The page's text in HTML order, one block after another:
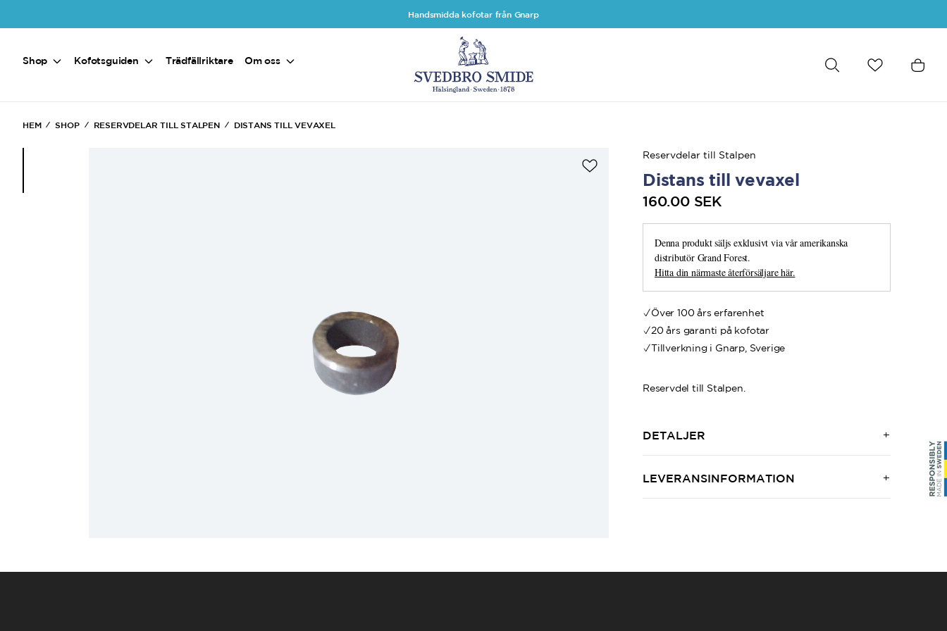
Handsmidda kofotar från Gnarp
Shop Kofotsguiden Trädfällriktare Om oss
HEM SHOP RESERVDELAR TILL STALPEN DISTANS TILL VEVAXEL
Reservdelar till Stalpen
Distans till vevaxel
160.00 SEK
Denna produkt säljs exklusivt via vår amerikanska
distributör Grand Forest.
Hitta din närmaste återförsäljare här.
Över 100 års erfarenhet
20 års garanti på kofotar
Tillverkning i Gnarp, Sverige
Reservdel till Stalpen.
DETALJER
LEVERANSINFORMATION